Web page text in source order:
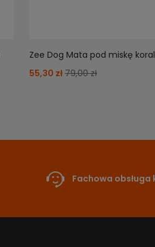
Zee Dog Mata pod miskę
55,30 zł 79,00 zł
Fachowa obsługa